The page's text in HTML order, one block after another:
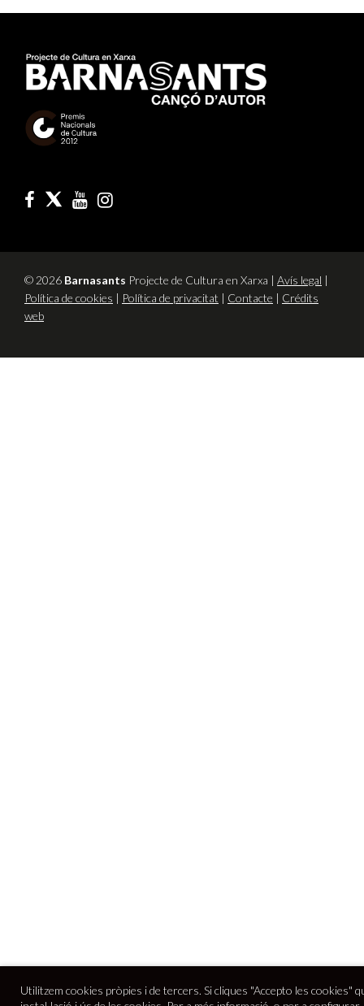
© 2026 Barnasants Projecte de Cultura en Xarxa | Avís legal |
Política de cookies | Política de privacitat | Contacte | Crédits
web
Utilitzem cookies pròpies i de tercers. Si cliques "Accepto les cookies"